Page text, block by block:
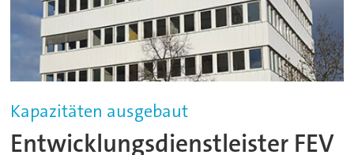
Kapazitäten ausgebaut
Entwicklungsdienstleister FEV